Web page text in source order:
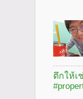
ตึกให้เ